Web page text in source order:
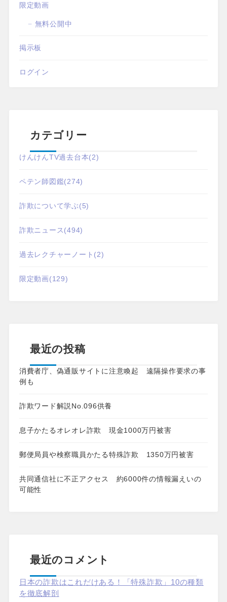
限定動画
無料公開中
掲示板
ログイン
カテゴリー
けんけんTV過去台本(2)
ペテン師図鑑(274)
詐欺について学ぶ(5)
詐欺ニュース(494)
過去レクチャーノート (2)
限定動画(129)
最近の投稿
消費者庁、偽通販サイトに注意喚起 遠隔操作要求の事
例も
詐欺ワード解説No.096供養
息子かたるオレオレ詐欺 現金1000万円被害
郵便局員や検察職員かたる特殊詐欺 1350万円被害
共同通信社に不正アクセス 約6000件の情報漏えいの
可能性
最近のコメント
日本の詐欺はこれだけある！「特殊詐欺」10の種類
を徹底解剖